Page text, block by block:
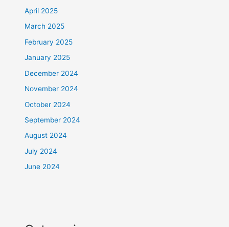
April 2025
March 2025
February 2025
January 2025
December 2024
November 2024
October 2024
September 2024
August 2024
July 2024
June 2024